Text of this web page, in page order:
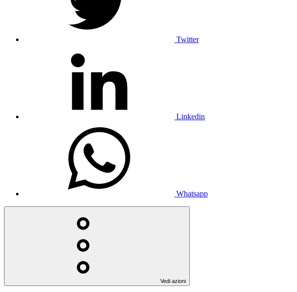
Twitter
Linkedin
Whatsapp
Vedi azioni